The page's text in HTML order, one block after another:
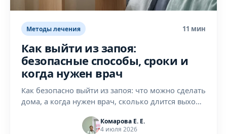
Методы лечения 11 мин
Как выйти из запоя:
безопасные способы, сроки и
когда нужен врач
Как безопасно выйти из запоя: что можно сделать
дома, а когда нужен врач, сколько длится выход
нарколога в Нижнем Новгороде.
Комарова Е. Е.
4 июля 2026